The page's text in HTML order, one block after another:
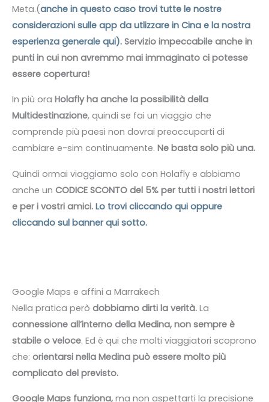
Meta.(anche in questo caso trovi tutte le nostre
considerazioni sulle app da utlizzare in Cina e la nostra
esperienza generale qui). Servizio impeccabile anche in
punti in cui non avremmo mai immaginato ci potesse
essere copertura!
In più ora Holafly ha anche la possibilità della
Multidestinazione, quindi se fai un viaggio che
comprende più paesi non dovrai preoccuparti di
cambiare e-sim continuamente. Ne basta solo più una.
Quindi ormai viaggiamo solo con Holafly e abbiamo
anche un CODICE SCONTO del 5% per tutti i nostri lettori
e per i vostri amici. Lo trovi cliccando qui oppure
cliccando sul banner qui sotto.
Google Maps e affini a Marrakech
Nella pratica però dobbiamo dirti la verità. La
connessione all’interno della Medina, non sempre è
stabile o veloce. Ed è qui che molti viaggiatori scoprono
che: orientarsi nella Medina può essere molto più
complicato del previsto.
Google Maps funziona, ma non aspettarti la precisione